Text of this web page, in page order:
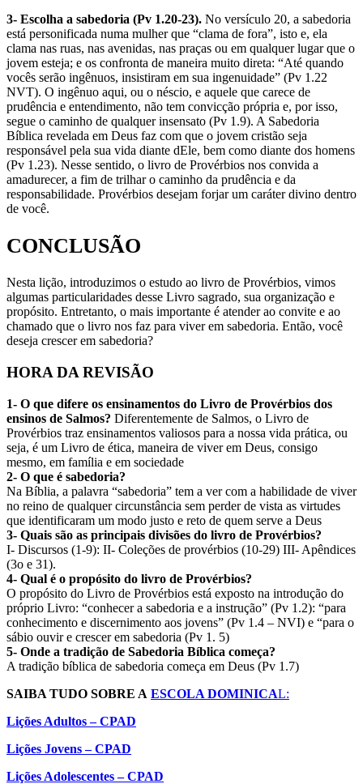
3- Escolha a sabedoria (Pv 1.20-23). No versículo 20, a sabedoria
está personificada numa mulher que “clama de fora”, isto e, ela
clama nas ruas, nas avenidas, nas praças ou em qualquer lugar que o
jovem esteja; e os confronta de maneira muito direta: “Até quando
vocês serão ingênuos, insistiram em sua ingenuidade” (Pv 1.22
NVT). O ingênuo aqui, ou o néscio, e aquele que carece de
prudência e entendimento, não tem convicção própria e, por isso,
segue o caminho de qualquer insensato (Pv 1.9). A Sabedoria
Bíblica revelada em Deus faz com que o jovem cristão seja
responsável pela sua vida diante dEle, bem como diante dos homens
(Pv 1.23). Nesse sentido, o livro de Provérbios nos convida a
amadurecer, a fim de trilhar o caminho da prudência e da
responsabilidade. Provérbios desejam forjar um caráter divino dentro
de você.
CONCLUSÃO
Nesta lição, introduzimos o estudo ao livro de Provérbios, vimos
algumas particularidades desse Livro sagrado, sua organização e
propósito. Entretanto, o mais importante é atender ao convite e ao
chamado que o livro nos faz para viver em sabedoria. Então, você
deseja crescer em sabedoria?
HORA DA REVISÃO
1- O que difere os ensinamentos do Livro de Provérbios dos
ensinos de Salmos? Diferentemente de Salmos, o Livro de
Provérbios traz ensinamentos valiosos para a nossa vida prática, ou
seja, é um Livro de ética, maneira de viver em Deus, consigo
mesmo, em família e em sociedade
2- O que é sabedoria?
Na Bíblia, a palavra “sabedoria” tem a ver com a habilidade de viver
no reino de qualquer circunstância sem perder de vista as virtudes
que identificaram um modo justo e reto de quem serve a Deus
3- Quais são as principais divisões do livro de Provérbios?
I- Discursos (1-9): II- Coleções de provérbios (10-29) III- Apêndices
(3o e 31).
4- Qual é o propósito do livro de Provérbios?
O propósito do Livro de Provérbios está exposto na introdução do
próprio Livro: “conhecer a sabedoria e a instrução” (Pv 1.2): “para
conhecimento e discernimento aos jovens” (Pv 1.4 – NVI) e “para o
sábio ouvir e crescer em sabedoria (Pv 1. 5)
5- Onde a tradição de Sabedoria Bíblica começa?
A tradição bíblica de sabedoria começa em Deus (Pv 1.7)
SAIBA TUDO SOBRE A ESCOLA DOMINICAL:
Lições Adultos – CPAD
Lições Jovens – CPAD
Lições Adolescentes – CPAD